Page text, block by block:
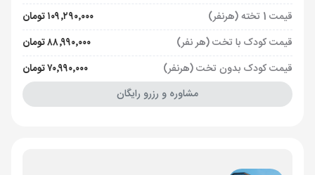
قیمت 1 تخته (هرنفر)
۱۰۹٬۲۹۰٬۰۰۰ تومان
قیمت کودک با تخت (هر نفر)
۸۸٬۹۹۰٬۰۰۰ تومان
قیمت کودک بدون تخت (هرنفر)
۷۰٬۹۹۰٬۰۰۰ تومان
مشاوره و رزرو رایگان